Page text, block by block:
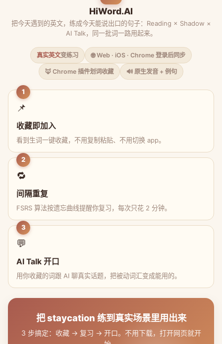
HiWord.AI
把今天遇到的英文，练成今天能说出口的句子：Reading × Shadow ×
AI Talk，同一批词一路用起来。
真实英文变练习 🌐 Web · iOS · Chrome 登录后同步
🦊 Chrome 插件划词收藏 🔊 原生发音 + 例句
1
📌
收藏即加入
看到生词一键收藏，不用复制粘贴、不用切换 app。
2
🔁
间隔重复
FSRS 算法按遗忘曲线提醒你复习，每次只花 2 分钟。
3
💬
AI Talk 开口
用你收藏的词跟 AI 聊真实话题，把被动词汇变成能用的。
把 staycation 练到真实场景里用出来
3 步搞定：收藏 → 复习 → 开口。不用下载，打开网页就开